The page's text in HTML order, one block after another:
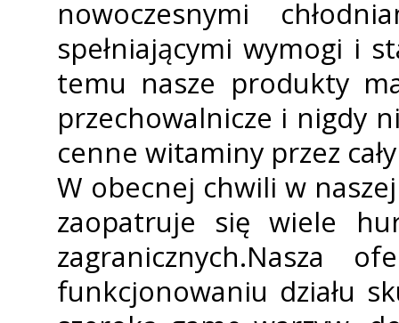
nowoczesnymi
spełniającymi wymogi i
temu nasze produkty
przechowalnicze i nigdy
cenne witaminy przez
W obecnej chwili w
zaopatruje się wiele
zagranicznych.Nasza
funkcjonowaniu działu